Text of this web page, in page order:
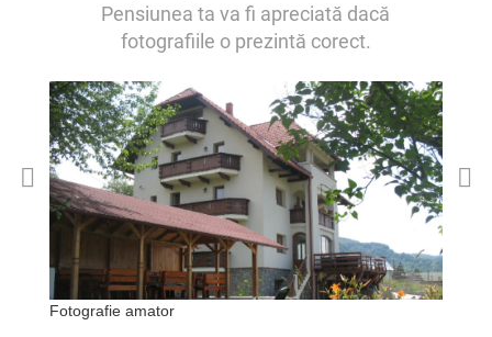
Pensiunea ta va fi apreciată dacă
fotografiile o prezintă corect.
Fotografie amator